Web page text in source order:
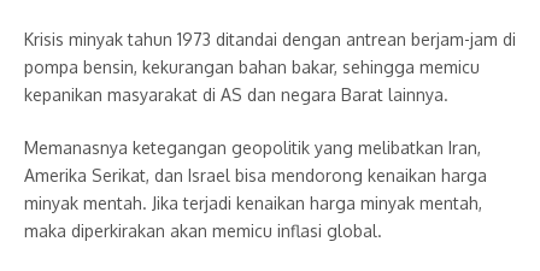
Krisis minyak tahun 1973 ditandai dengan antrean berjam-jam di
pompa bensin, kekurangan bahan bakar, sehingga memicu
kepanikan masyarakat di AS dan negara Barat lainnya.
Memanasnya ketegangan geopolitik yang melibatkan Iran,
Amerika Serikat, dan Israel bisa mendorong kenaikan harga
minyak mentah. Jika terjadi kenaikan harga minyak mentah,
maka diperkirakan akan memicu inflasi global.